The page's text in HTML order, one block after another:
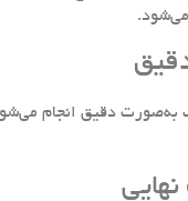
به‌صورت دقیق انجام می‌شود